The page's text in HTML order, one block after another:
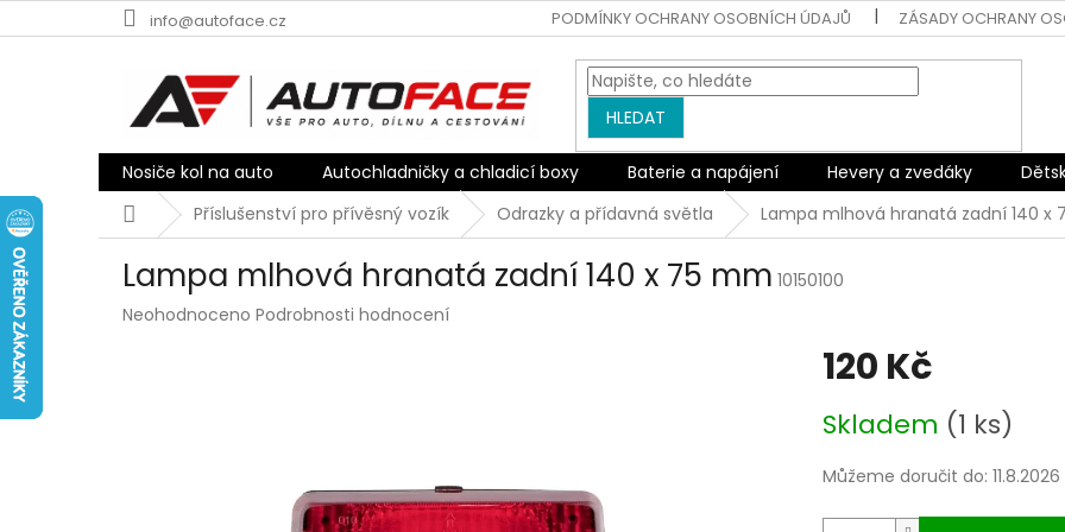
na
info@autoface.cz PODMÍNKY OCHRANY OSOBNÍCH ÚDAJŮ ZÁSADY OCHRANY
HLEDAT
Nosiče kol na auto Autochladničky a chladicí boxy Baterie a napájení Hevery a zvedáky
DomůPříslušenství pro přívěsný vozík Odrazky a přídavná světla Lampa mlhová hranatá zadní 140 x
Lampa mlhová hranatá zadní 140 x 75 mm 10150100
Průměrné
Neohodnoceno Podrobnosti hodnocení
120 Kč
cena:
Skladem (1 ks)
Můžeme doručit do: 11.8.2026